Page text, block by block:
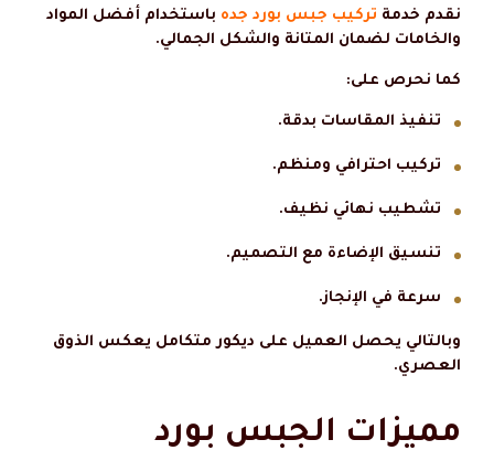
نقدم خدمة تركيب جبس بورد جده باستخدام أفضل المواد
والخامات لضمان المتانة والشكل الجمالي.
كما نحرص على:
تنفيذ المقاسات بدقة.
تركيب احترافي ومنظم.
تشطيب نهائي نظيف.
تنسيق الإضاءة مع التصميم.
سرعة في الإنجاز.
وبالتالي يحصل العميل على ديكور متكامل يعكس الذوق
العصري.
مميزات الجبس بورد